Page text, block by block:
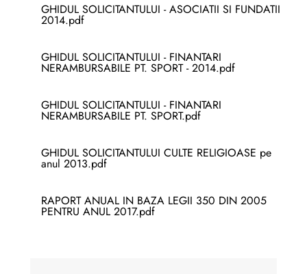
GHIDUL SOLICITANTULUI - ASOCIATII SI FUNDATII
2014.pdf
GHIDUL SOLICITANTULUI - FINANTARI
NERAMBURSABILE PT. SPORT - 2014.pdf
GHIDUL SOLICITANTULUI - FINANTARI
NERAMBURSABILE PT. SPORT.pdf
GHIDUL SOLICITANTULUI CULTE RELIGIOASE pe
anul 2013.pdf
RAPORT ANUAL IN BAZA LEGII 350 DIN 2005
PENTRU ANUL 2017.pdf